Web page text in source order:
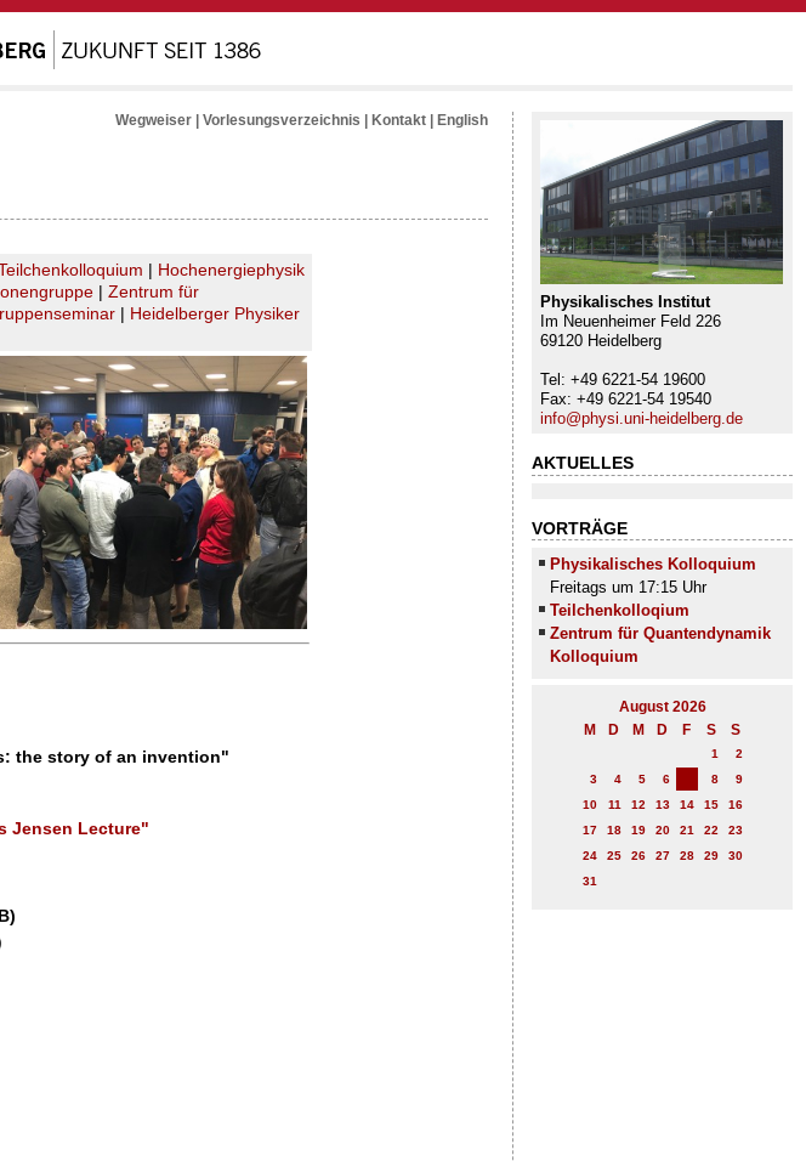
Physikalisches Institut
Im Neuenheimer Feld 226
69120 Heidelberg
Tel: +49 6221-54 19600
Fax: +49 6221-54 19540
info@physi.uni-heidelberg.de
AKTUELLES
VORTRÄGE
Physikalisches Kolloquium
Freitags um 17:15 Uhr
Teilchenkolloqium
Zentrum für Quantendynamik
Kolloquium
August 2026
M
D M D F S S
1
2
3
4 5 6 8
9
10
11 12 13 14 15
16
17
18 19 20 21 22
23
24
25 26 27 28 29
30
31
Wegweiser Vorlesungsverzeichnis Kontakt English
| Hochenergiephysik
| Zentrum für
| Heidelberger Physiker
the story of an invention"
Jensen Lecture"